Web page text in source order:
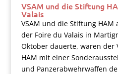
VSAM und die Stiftung
Valais
VSAM und die Stiftung HAM
der Foire du Valais in
Oktober dauerte, waren der
HAM mit einer
und Panzerabwehrwaffen